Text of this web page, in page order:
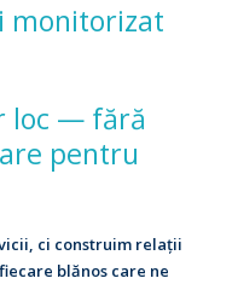
monitorizat
loc — fără
pentru
ci construim relații
blănos care ne